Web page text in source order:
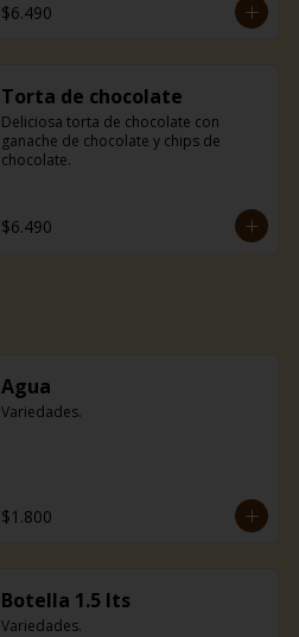
$6.490
Torta de chocolate
Deliciosa torta de chocolate con
ganache de chocolate y chips de
chocolate.
$6.490
Agua
Variedades.
$1.800
Botella 1.5 lts
Variedades.